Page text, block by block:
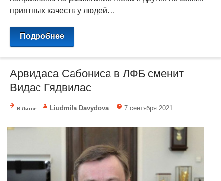
приятных качеств у людей....
Подробнее
Арвидаса Сабониса в ЛФБ сменит
Видас Гядвилас
В Литве Liudmila Davydova 7 сентября 2021